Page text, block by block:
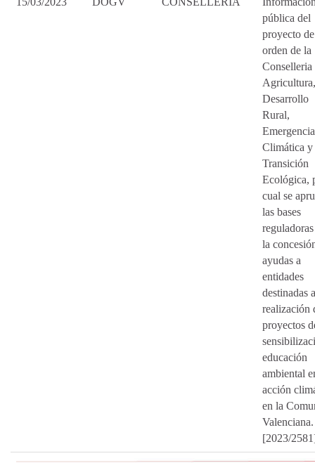
pública del
proyecto de
orden de la
Conselleria
Agricultura,
Desarrollo
Rural,
Emergencia
Climática y
Transición
Ecológica,
cual se
las bases
la
ayudas a
entidades
destinadas
realización
proyectos
educación
ambiental
acción
en la
Valenciana.
[2023/